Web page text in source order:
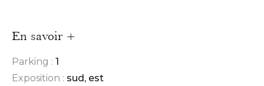
En savoir +
Parking : 1
Exposition : sud, est